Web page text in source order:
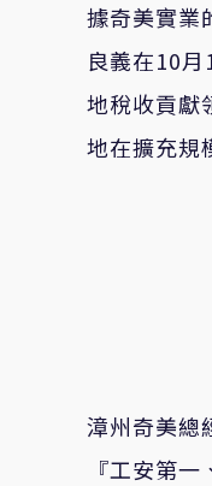
據奇美實業
良義在10
地稅收貢獻
地在擴充規
漳州奇美總
『工安第